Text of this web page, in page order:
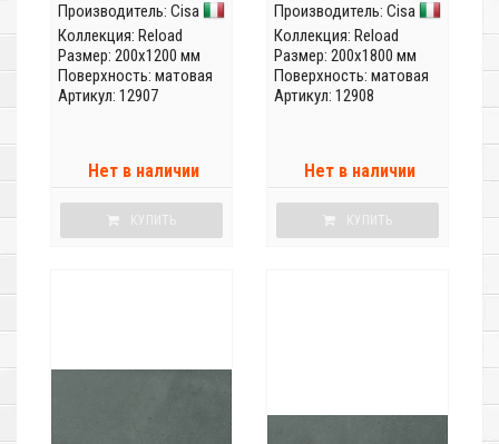
Производитель: Cisa
Коллекция: Reload
Размер: 200x1200 мм
Поверхность: матовая
Артикул: 12907
Нет в наличии
КУПИТЬ
Производитель: Cisa
Коллекция: Reload
Размер: 200x1800 мм
Поверхность: матовая
Артикул: 12908
Нет в наличии
КУПИТЬ